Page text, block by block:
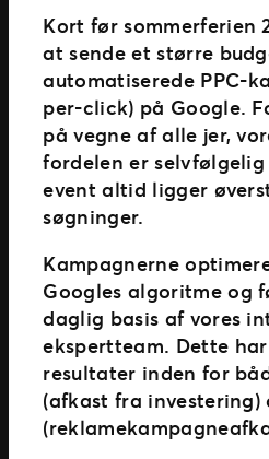
Ticketmaster Gavekort
Kort før sommerferien
at sende et større
automatiserede PPC-
per-click) på Google.
på vegne af alle jer,
fordelen er selvfølgelig
event altid ligger
søgninger.
Kampagnerne
Googles algoritme og
daglig basis af vores
ekspertteam. Dette
resultater inden for
(afkast fra investering)